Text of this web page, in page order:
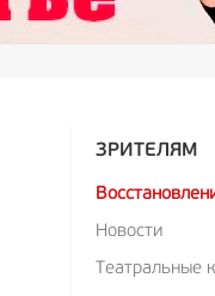
ЗРИТЕЛЯМ
Новости
Театральные